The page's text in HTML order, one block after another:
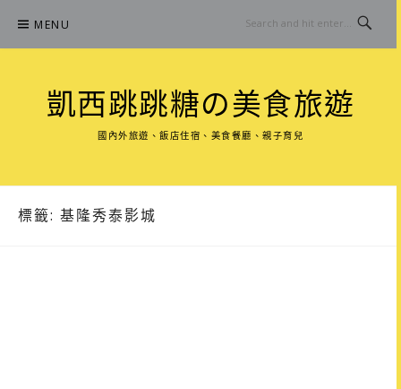
content
MENU
凱西跳跳糖の美食旅遊
國內外旅遊、飯店住宿、美食餐廳、親子育兒
標籤: 基隆秀泰影城